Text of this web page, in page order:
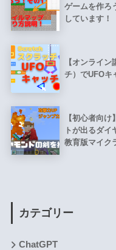
ゲームを作ろ
しています！
【オンライ
チ）でUFOキ
【初心者向
トが出るダ
教育版マイク
カテゴリー
ChatGPT